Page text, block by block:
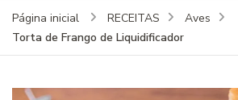
Página inicial RECEITAS
Aves
Torta de Frango de Liquidificador